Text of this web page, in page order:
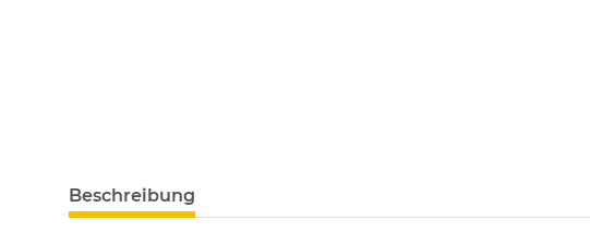
weitere Registerkarten anzeigen
Beschreibung